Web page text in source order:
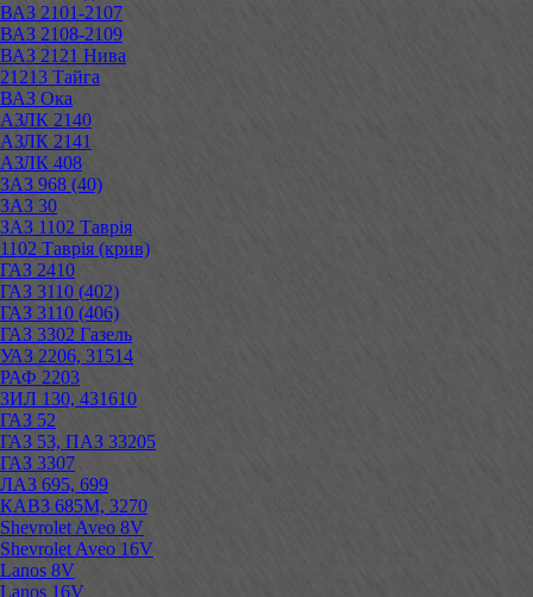
ВАЗ 2101-2107
ВАЗ 2108-2109
ВАЗ 2121 Нива
21213 Тайга
ВАЗ Ока
АЗЛК 2140
АЗЛК 2141
АЗЛК 408
ЗАЗ 968 (40)
ЗАЗ 30
ЗАЗ 1102 Таврія
1102 Таврія (крив)
ГАЗ 2410
ГАЗ 3110 (402)
ГАЗ 3110 (406)
ГАЗ 3302 Газель
УАЗ 2206, 31514
РАФ 2203
ЗИЛ 130, 431610
ГАЗ 52
ГАЗ 53, ПАЗ 33205
ГАЗ 3307
ЛАЗ 695, 699
КАВЗ 685М, 3270
Shevrolet Aveo 8V
Shevrolet Aveo 16V
Lanos 8V
Lanos 16V